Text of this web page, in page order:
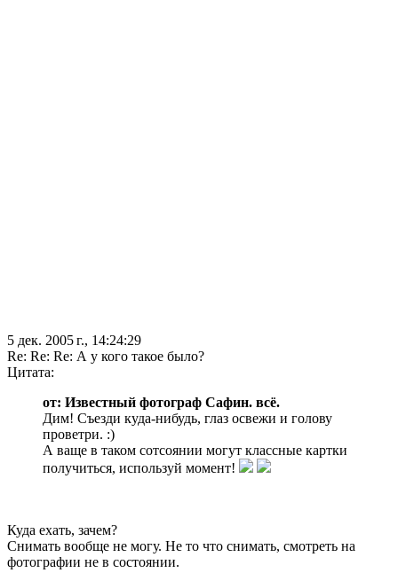
5 дек. 2005 г., 14:24:29
Re: Re: Re: А у кого такое было?
Цитата:
от: Известный фотограф Сафин. всё.
Дим! Съезди куда-нибудь, глаз освежи и голову
проветри. :)
А ваще в таком сотсоянии могут классные картки
получиться, используй момент!
Куда ехать, зачем?
Снимать вообще не могу. Не то что снимать, смотреть на
фотографии не в состоянии.